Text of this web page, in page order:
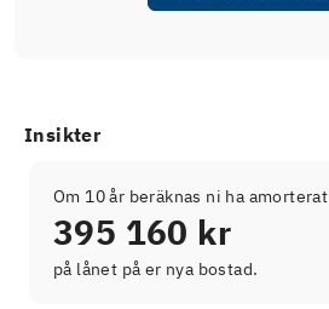
Insikter
Om 10 år beräknas ni ha amorterat
395 160 kr
på lånet på er nya bostad.